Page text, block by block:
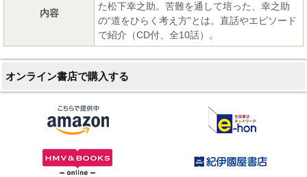
内容
た松下幸之助。苦難を通して培った、幸之助
の“道をひらく考え方”とは。直話やエピソード
で紹介（CD付、全10話）。
オンライン書店で購入する